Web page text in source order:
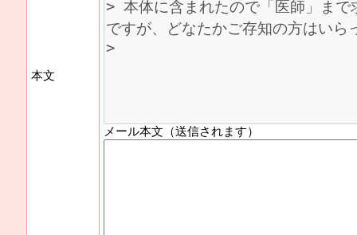
本文
メール本文（送信されます）